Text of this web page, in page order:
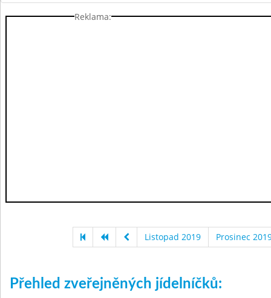
Reklama:
Listopad 2019 Prosinec
Přehled zveřejněných jídelníčků: